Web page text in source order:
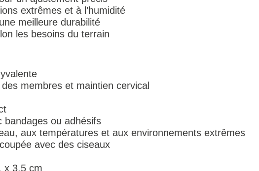
extrêmes et à l’humidité
meilleure durabilité
les besoins du terrain
membres et maintien cervical
bandages ou adhésifs
aux températures et aux environnements extrêmes
avec des ciseaux
x 3,5 cm